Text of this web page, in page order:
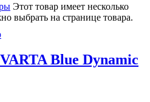
Этот товар имеет несколько
выбрать на странице товара.
Blue Dynamic